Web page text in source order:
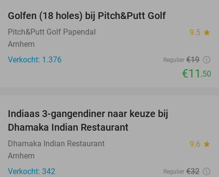
Golfen (18 holes) bij Pitch&Putt Golf
Pitch&Putt Golf Papendal 9.5 star
Arnhem
Verkocht: 1.376
Regulier €19
€11 ,50
Indiaas 3-gangendiner naar keuze bij
Dhamaka Indian Restaurant
Dhamaka Indian Restaurant 9.6 star
Arnhem
Verkocht: 342
Regulier €32